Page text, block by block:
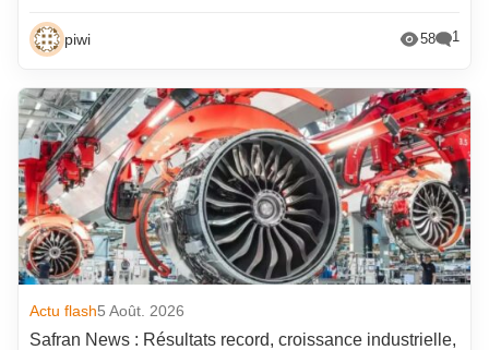
piwi 58 1
Actu flash5 Août. 2026
Safran News : Résultats record, croissance industrielle,